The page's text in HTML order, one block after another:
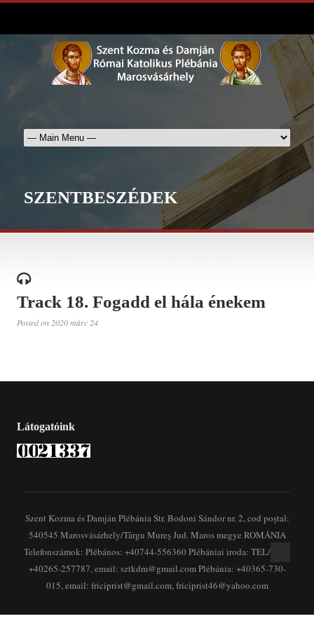
SZENTBESZÉDEK
Track 18. Fogadd el hála énekem
Posted on 2020 márc 24
Látogatóink
Szent Kozma és Damján Plébánia Str. Bodoni Sándor nr. 2, cod poștal:
540545 Marosvásárhely/Târgu Mureș Jud. Maros megye ROMÁNIA
Telefonszámok: Plébános: +40744-556360 Plébániai iroda: TEL/FAX:
+40265-257787, email: sztkdm@gmail.com Plébánia: +40365-730-
015, email: friciprist@gmail.com, friciprist46@yahoo.com